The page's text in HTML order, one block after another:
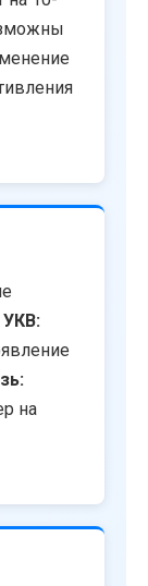
УКВ:
на